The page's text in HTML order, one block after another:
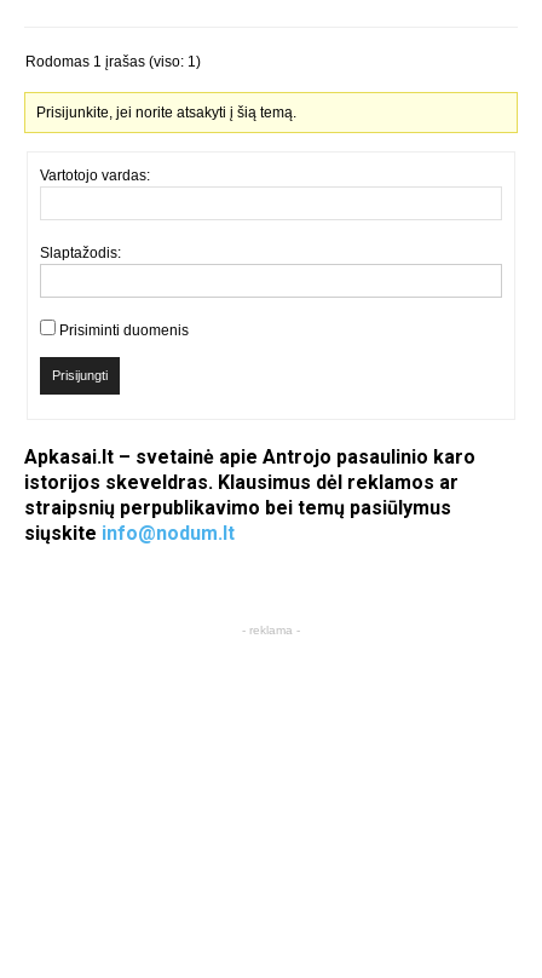
Rodomas 1 įrašas (viso: 1)
Prisijunkite, jei norite atsakyti į šią temą.
Vartotojo vardas:
Slaptažodis:
Prisiminti duomenis
Prisijungti
Apkasai.lt – svetainė apie Antrojo pasaulinio karo
istorijos skeveldras. Klausimus dėl reklamos ar
straipsnių perpublikavimo bei temų pasiūlymus
siųskite info@nodum.lt
- reklama -